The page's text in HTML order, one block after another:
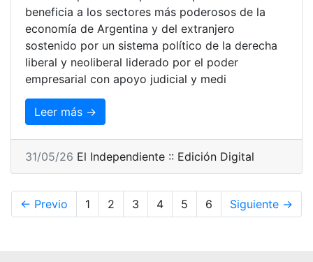
beneficia a los sectores más poderosos de la
economía de Argentina y del extranjero
sostenido por un sistema político de la derecha
liberal y neoliberal liderado por el poder
empresarial con apoyo judicial y medi
Leer más →
31/05/26 El Independiente :: Edición Digital
← Previo 1 2 3 4 5 6 Siguiente →